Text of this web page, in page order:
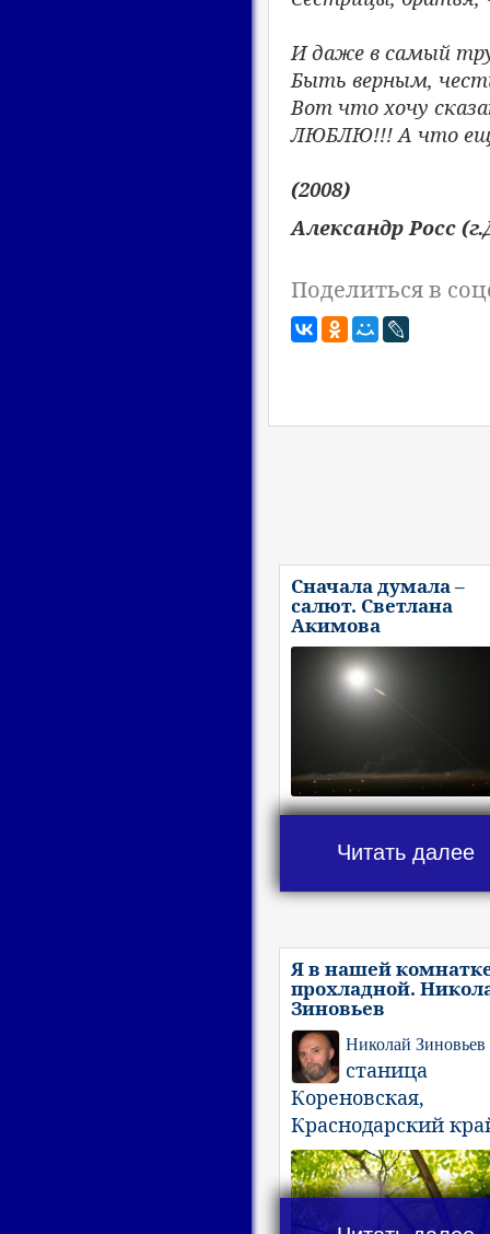
И даже в самый
Быть верным,
Вот что хочу
ЛЮБЛЮ!!! А что
(2008)
Александр Росс
Поделиться в
Сначала думала –
салют. Светлана
Акимова
Читать далее
Я в нашей
прохладной.
Зиновьев
Николай Зиновьев
станица
Кореновская,
Краснодарский